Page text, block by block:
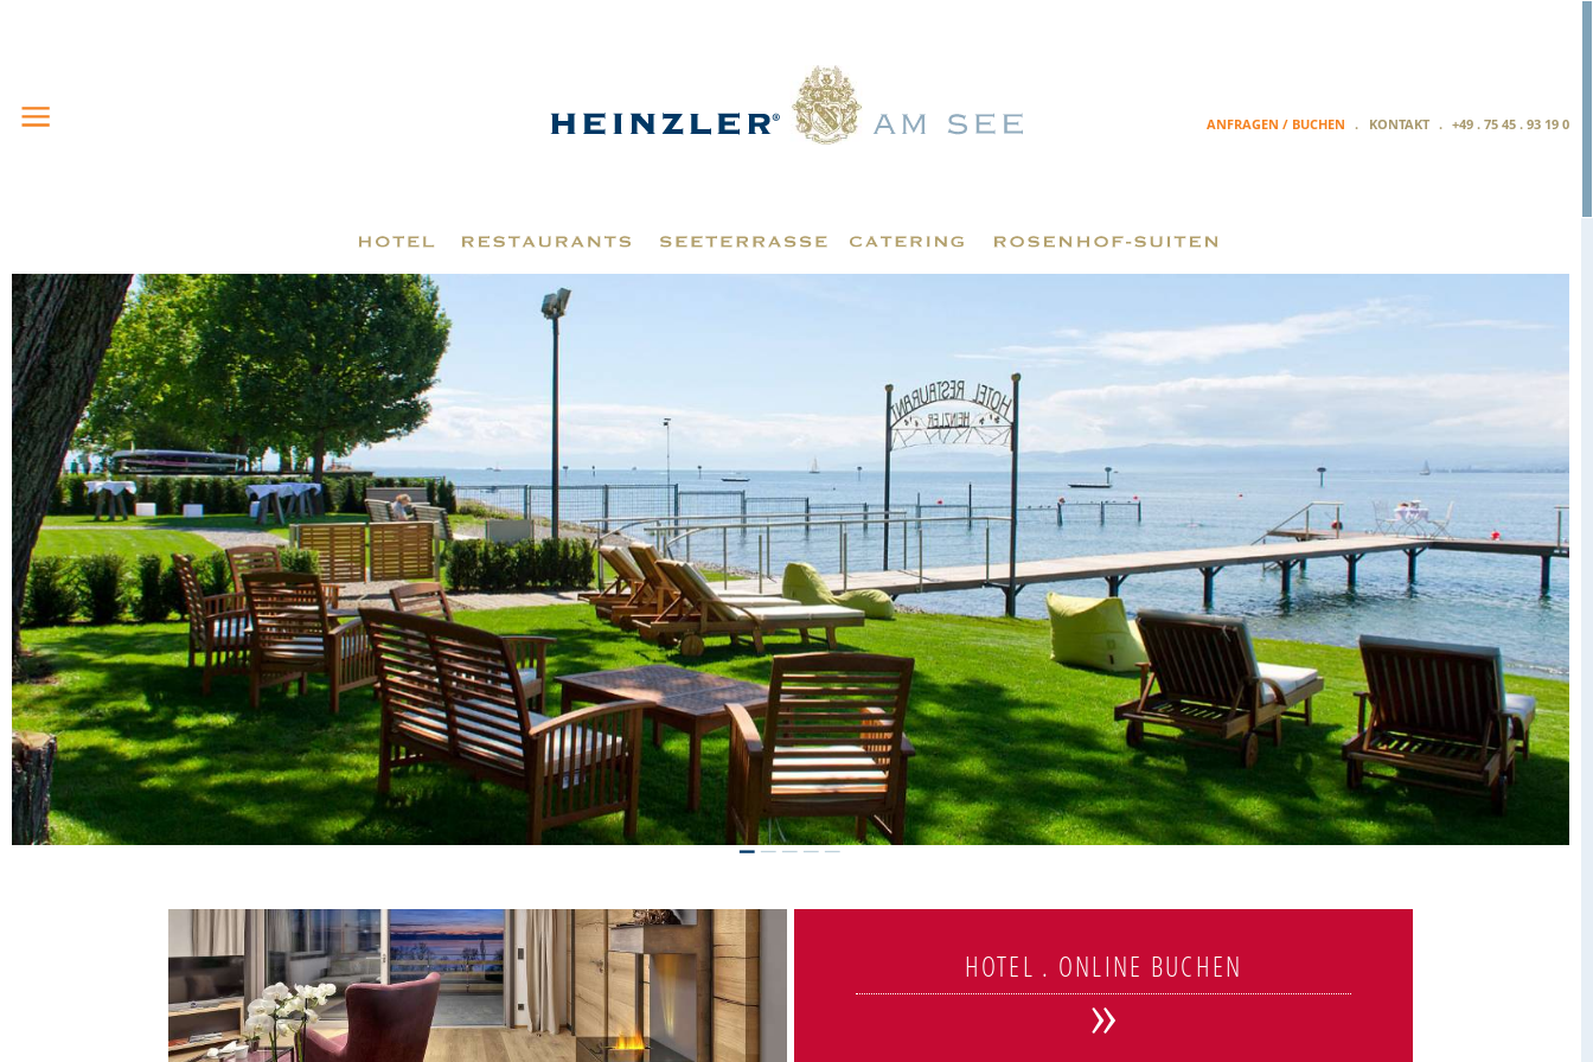
ANFRAGEN / BUCHEN KONTAKT +49 . 75 45 . 93 19 0
HOTEL . ONLINE BUCHEN
»